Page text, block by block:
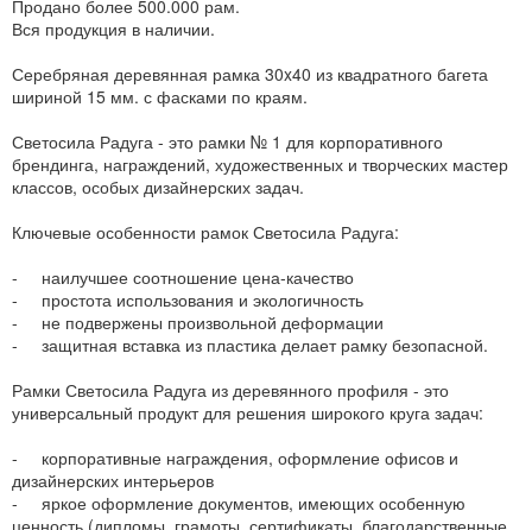
Продано более 500.000 рам.
Вся продукция в наличии.
Серебряная деревянная рамка 30x40 из квадратного багета
шириной 15 мм. с фасками по краям.
Светосила Радуга - это рамки № 1 для корпоративного
брендинга, награждений, художественных и творческих мастер
классов, особых дизайнерских задач.
Ключевые особенности рамок Светосила Радуга:
- наилучшее соотношение цена-качество
- простота использования и экологичность
- не подвержены произвольной деформации
- защитная вставка из пластика делает рамку безопасной.
Рамки Светосила Радуга из деревянного профиля - это
универсальный продукт для решения широкого круга задач:
- корпоративные награждения, оформление офисов и
дизайнерских интерьеров
- яркое оформление документов, имеющих особенную